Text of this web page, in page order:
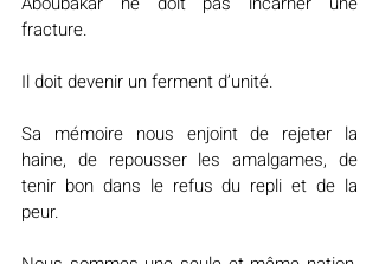
fracture.
Il doit devenir un ferment d’unité.
Sa mémoire nous enjoint de rejeter la
haine, de repousser les amalgames, de
tenir bon dans le refus du repli et de la
peur.